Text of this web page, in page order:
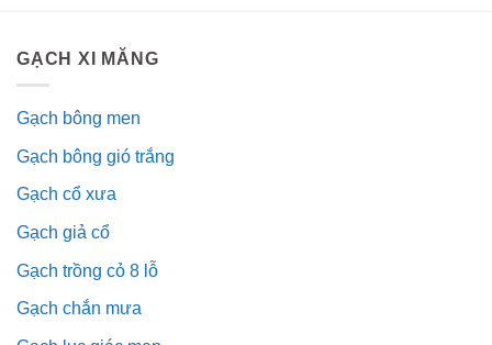
GẠCH XI MĂNG
Gạch bông men
Gạch bông gió trắng
Gạch cổ xưa
Gạch giả cổ
Gạch trồng cỏ 8 lỗ
Gạch chắn mưa